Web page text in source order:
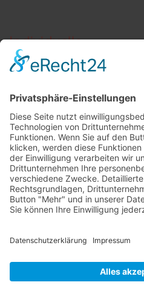
Individuelle
Beratung